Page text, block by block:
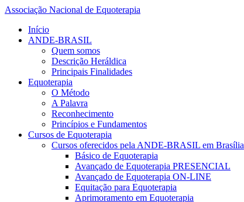
Associação Nacional de Equoterapia
Início
ANDE-BRASIL
Quem somos
Descrição Heráldica
Principais Finalidades
Equoterapia
O Método
A Palavra
Reconhecimento
Princípios e Fundamentos
Cursos de Equoterapia
Cursos oferecidos pela ANDE-BRASIL em Brasília
Básico de Equoterapia
Avançado de Equoterapia PRESENCIAL
Avançado de Equoterapia ON-LINE
Equitação para Equoterapia
Aprimoramento em Equoterapia